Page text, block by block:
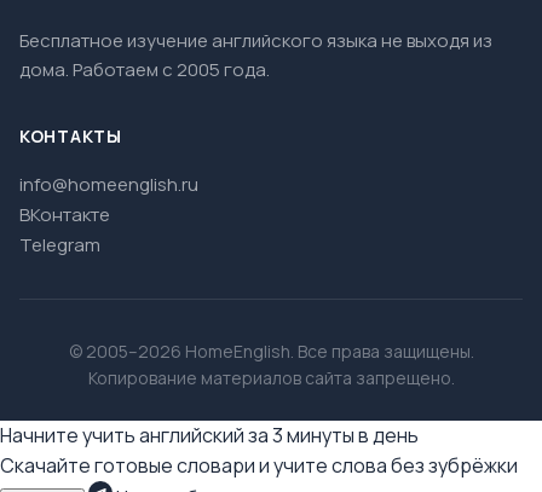
Бесплатное изучение английского языка не выходя из
дома. Работаем с 2005 года.
КОНТАКТЫ
info@homeenglish.ru
ВКонтакте
Telegram
© 2005–2026 HomeEnglish. Все права защищены.
Копирование материалов сайта запрещено.
Начните учить английский за 3 минуты в день
Скачайте готовые словари и учите слова без зубрёжки